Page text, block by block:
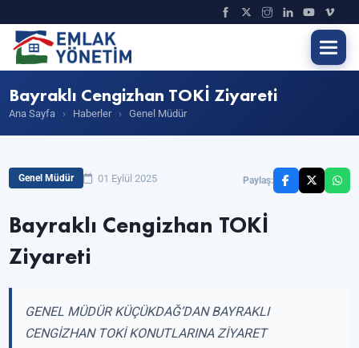
Bayraklı Cengizhan TOKİ Ziyareti
Ana Sayfa › Haberler › Genel Müdür
Genel Müdür 01 Eylül 2025 Paylaş:
Bayraklı Cengizhan TOKİ
Ziyareti
GENEL MÜDÜR KÜÇÜKDAĞ’DAN BAYRAKLI
CENGİZHAN TOKİ KONUTLARINA ZİYARET